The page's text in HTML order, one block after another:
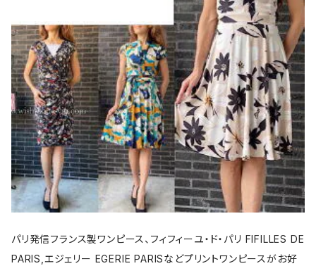
パリ発信フランス製ワンピース、フィフィーユ・ド・パリ FIFILLES DE
PARIS,エジェリー EGERIE PARISなどプリントワンピースがお好